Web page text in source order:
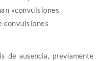
«convulsiones
convulsiones
de ausencia, previamente